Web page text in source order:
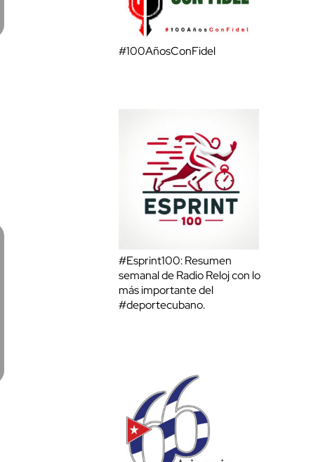
#100AñosConFidel
#Esprint100: Resumen
semanal de Radio Reloj con lo
más importante del
#deportecubano.